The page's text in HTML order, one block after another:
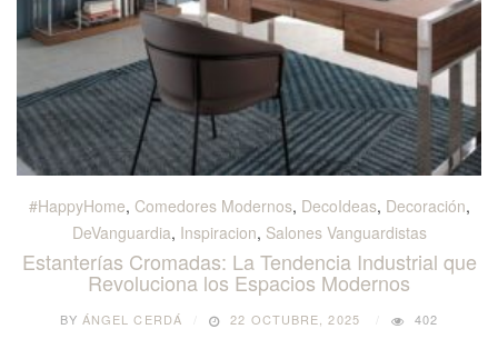
#HappyHome, Comedores Modernos, DecoIdeas, Decoración,
DeVanguardia, Inspiracion, Salones Vanguardistas
Estanterías Cromadas: La Tendencia Industrial que
Revoluciona los Espacios Modernos
BY ÁNGEL CERDÁ 22 OCTUBRE, 2025 402